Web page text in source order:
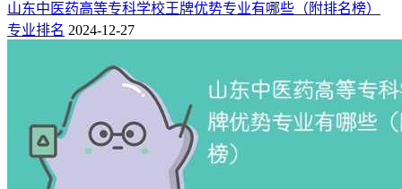
山东中医药高等专科学校王牌优势专业有哪些（附排名榜）
专业排名 2024-12-27